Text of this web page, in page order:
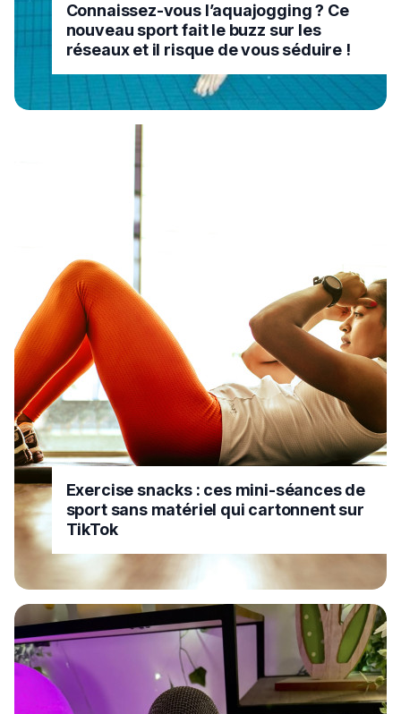
Connaissez-vous l’aquajogging ? Ce
nouveau sport fait le buzz sur les
réseaux et il risque de vous séduire !
Exercise snacks : ces mini-séances de
sport sans matériel qui cartonnent sur
TikTok